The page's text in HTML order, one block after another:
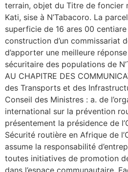
terrain, objet du Titre de foncier
Kati, sise à N’Tabacoro. La
superficie de 16 ares 00
construction d’un commissariat
d’apporter une meilleure
sécuritaire des populations de
AU CHAPITRE DES
des Transports et des
Conseil des Ministres : a. de
international sur la prévention
présentement la présidence de
Sécurité routière en Afrique de
assume la responsabilité
toutes initiatives de promotion